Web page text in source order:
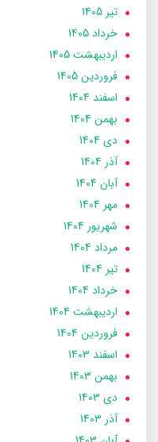
تير 1405
خرداد 1405
ارديبهشت 1405
فروردین 1405
اسفند 1404
بهمن 1404
دی 1404
آذر 1404
آبان 1404
مهر 1404
شهریور 1404
مرداد 1404
تير 1404
خرداد 1404
ارديبهشت 1404
فروردین 1404
اسفند 1403
بهمن 1403
دی 1403
آذر 1403